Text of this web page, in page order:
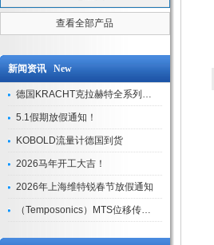
查看全部产品
新闻资讯 New
德国KRACHT克拉赫特全系列现货库存
5.1假期放假通知！
KOBOLD流量计德国到货
2026马年开工大吉！
2026年上海维特锐春节放假通知
（Temposonics）MTS位移传感器现货库存型号